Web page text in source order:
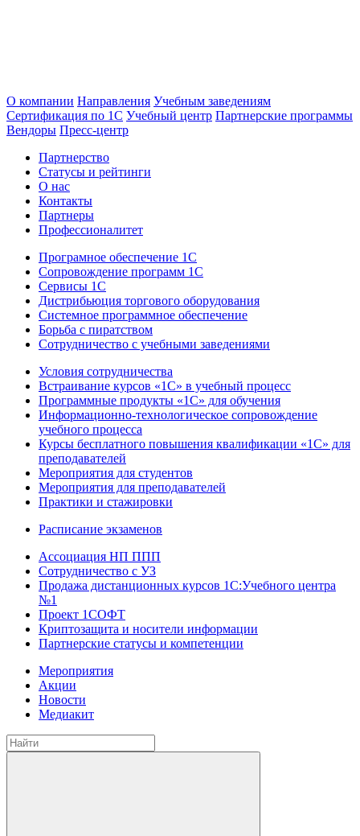
О компании Направления Учебным заведениям
Сертификация по 1С Учебный центр Партнерские программы
Вендоры Пресс-центр
Партнерство
Статусы и рейтинги
О нас
Контакты
Партнеры
Профессионалитет
Програмное обеспечение 1С
Сопровождение программ 1С
Сервисы 1С
Дистрибьюция торгового оборудования
Системное программное обеспечение
Борьба с пиратством
Сотрудничество с учебными заведениями
Условия сотрудничества
Встраивание курсов «1С» в учебный процесс
Программные продукты «1С» для обучения
Информационно-технологическое сопровождение
учебного процесса
Курсы бесплатного повышения квалификации «1С» для
преподавателей
Мероприятия для студентов
Мероприятия для преподавателей
Практики и стажировки
Расписание экзаменов
Ассоциация НП ППП
Сотрудничество с УЗ
Продажа дистанционных курсов 1С:Учебного центра
№1
Проект 1СОФТ
Криптозащита и носители информации
Партнерские статусы и компетенции
Мероприятия
Акции
Новости
Медиакит